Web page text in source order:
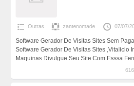
Outras zantenomade 07/07/
Software Gerador De Visitas Sites Sem
Software Gerador De Visitas Sites ,Vitalicio
Maquinas Divulgue Seu Site Com Esssa